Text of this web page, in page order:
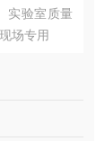
实验室质量
场专用